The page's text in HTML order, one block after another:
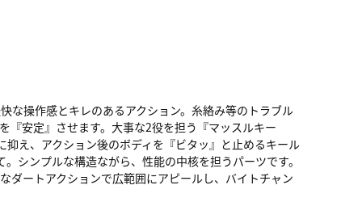
な操作感とキレのあるアクション。糸絡み等のトラブル
『安定』させます。大事な2役を担う『マッスルキー
え、アクション後のボディを『ビタッ』と止めるキール
シンプルな構造ながら、性能の中核を担うパーツです。
ダートアクションで広範囲にアピールし、バイトチャン